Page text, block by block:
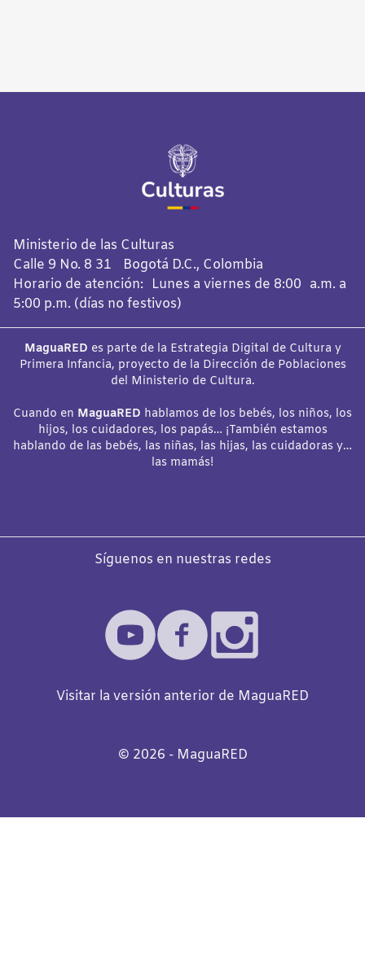
Ministerio de las Culturas
Calle 9 No. 8 31 Bogotá D.C., Colombia
Horario de atención: Lunes a viernes de 8:00 a.m. a
5:00 p.m. (días no festivos)
MaguaRED es parte de la Estrategia Digital de Cultura y
Primera Infancia, proyecto de la Dirección de Poblaciones
del Ministerio de Cultura.
Cuando en MaguaRED hablamos de los bebés, los niños, los
hijos, los cuidadores, los papás… ¡También estamos
hablando de las bebés, las niñas, las hijas, las cuidadoras y…
las mamás!
Síguenos en nuestras redes
Visitar la versión anterior de MaguaRED
©️ 2026 - MaguaRED